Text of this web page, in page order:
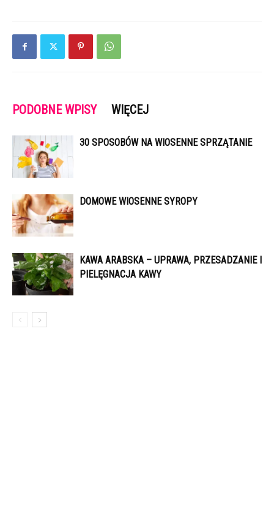
PODOBNE WPISY WIĘCEJ
30 SPOSOBÓW NA WIOSENNE SPRZĄTANIE
DOMOWE WIOSENNE SYROPY
KAWA ARABSKA – UPRAWA, PRZESADZANIE I
PIELĘGNACJA KAWY